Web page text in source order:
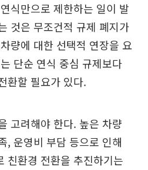
식만으로 제한하는 일이 발
것은 무조건적 규제 폐지가
량에 대한 선택적 연장을 요
단순 연식 중심 규제보다
환할 필요가 있다.
고려해야 한다. 높은 차량
, 운영비 부담 등으로 인해
친환경 전환을 추진하기는